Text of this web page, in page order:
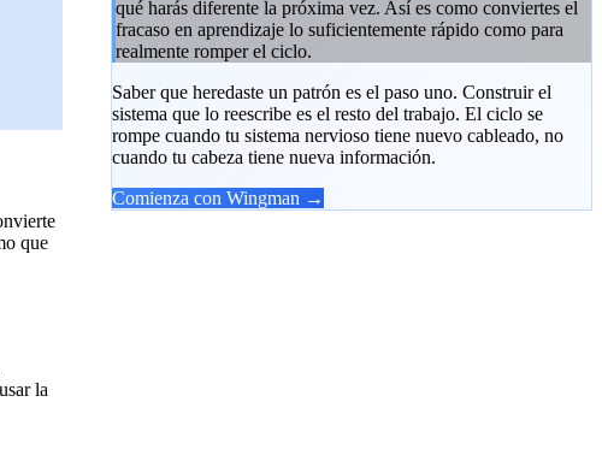
que
la
qué harás diferente la próxima vez. Así es como conviertes el
fracaso en aprendizaje lo suficientemente rápido como para
realmente romper el ciclo.
Saber que heredaste un patrón es el paso uno. Construir el
sistema que lo reescribe es el resto del trabajo. El ciclo se
rompe cuando tu sistema nervioso tiene nuevo cableado, no
cuando tu cabeza tiene nueva información.
Comienza con Wingman →